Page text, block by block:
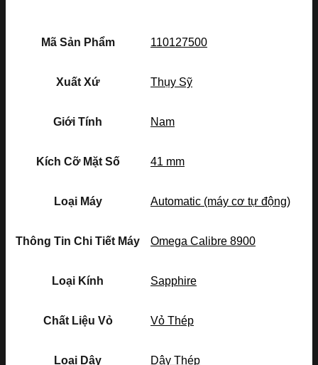
Mã Sản Phẩm 110127500
Xuất Xứ Thụy Sỹ
Giới Tính Nam
Kích Cỡ Mặt Số 41 mm
Loại Máy Automatic (máy cơ tự động)
Thông Tin Chi Tiết Máy Omega Calibre 8900
Loại Kính Sapphire
Chất Liệu Vỏ Vỏ Thép
Loại Dây Dây Thép